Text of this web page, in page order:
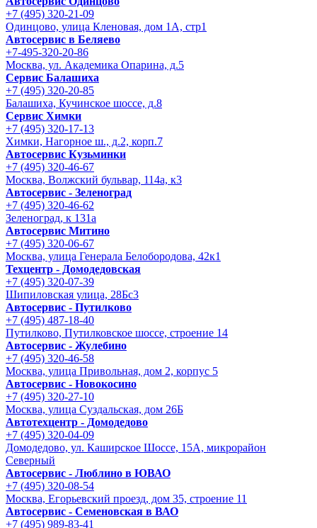
+7 (495) 320-21-09
Одинцово, улица Кленовая, дом 1А, стр1
Автосервис в Беляево
+7-495-320-20-86
Москва, ул. Академика Опарина, д.5
Сервис Балашиха
+7 (495) 320-20-85
Балашиха, Кучинское шоссе, д.8
Сервис Химки
+7 (495) 320-17-13
Химки, Нагорное ш., д.2, корп.7
Автосервис Кузьминки
+7 (495) 320-46-67
Москва, Волжский бульвар, 114а, к3
Автосервис - Зеленоград
+7 (495) 320-46-62
Зеленоград, к 131а
Автосервис Митино
+7 (495) 320-06-67
Москва, улица Генерала Белобородова, 42к1
Техцентр - Домодедовская
+7 (495) 320-07-39
Шипиловская улица, 28Бс3
Автосервис - Путилково
+7 (495) 487-18-40
Путилково, Путилковское шоссе, строение 14
Автосервис - Жулебино
+7 (495) 320-46-58
Москва, улица Привольная, дом 2, корпус 5
Автосервис - Новокосино
+7 (495) 320-27-10
Москва, улица Суздальская, дом 26Б
Автотехцентр - Домодедово
+7 (495) 320-04-09
Домодедово, ул. Каширское Шоссе, 15А, микрорайон
Северный
Автосервис - Люблино в ЮВАО
+7 (495) 320-08-54
Москва, Егорьевский проезд, дом 35, строение 11
Автосервис - Семеновская в ВАО
+7 (495) 989-83-41